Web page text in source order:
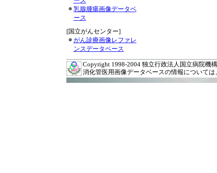
乳腺腫瘍画像データベ
ース
[国立がんセンター]
がん診療画像レファレ
ンスデータベース
Copyright 1998-2004 独立行政法人国立病院機
消化管医用画像データベースの情報について